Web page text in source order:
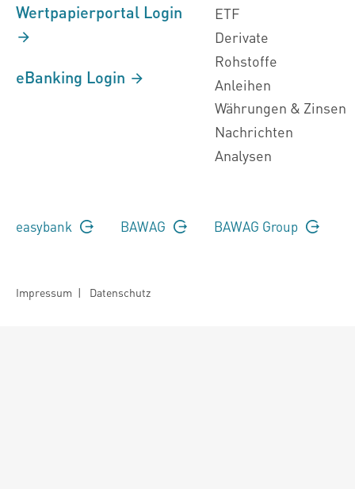
Wertpapierportal Login
eBanking Login
ETF
Derivate
Rohstoffe
Anleihen
Währungen & Zinsen
Nachrichten
Analysen
easybank BAWAG BAWAG Group
Impressum | Datenschutz